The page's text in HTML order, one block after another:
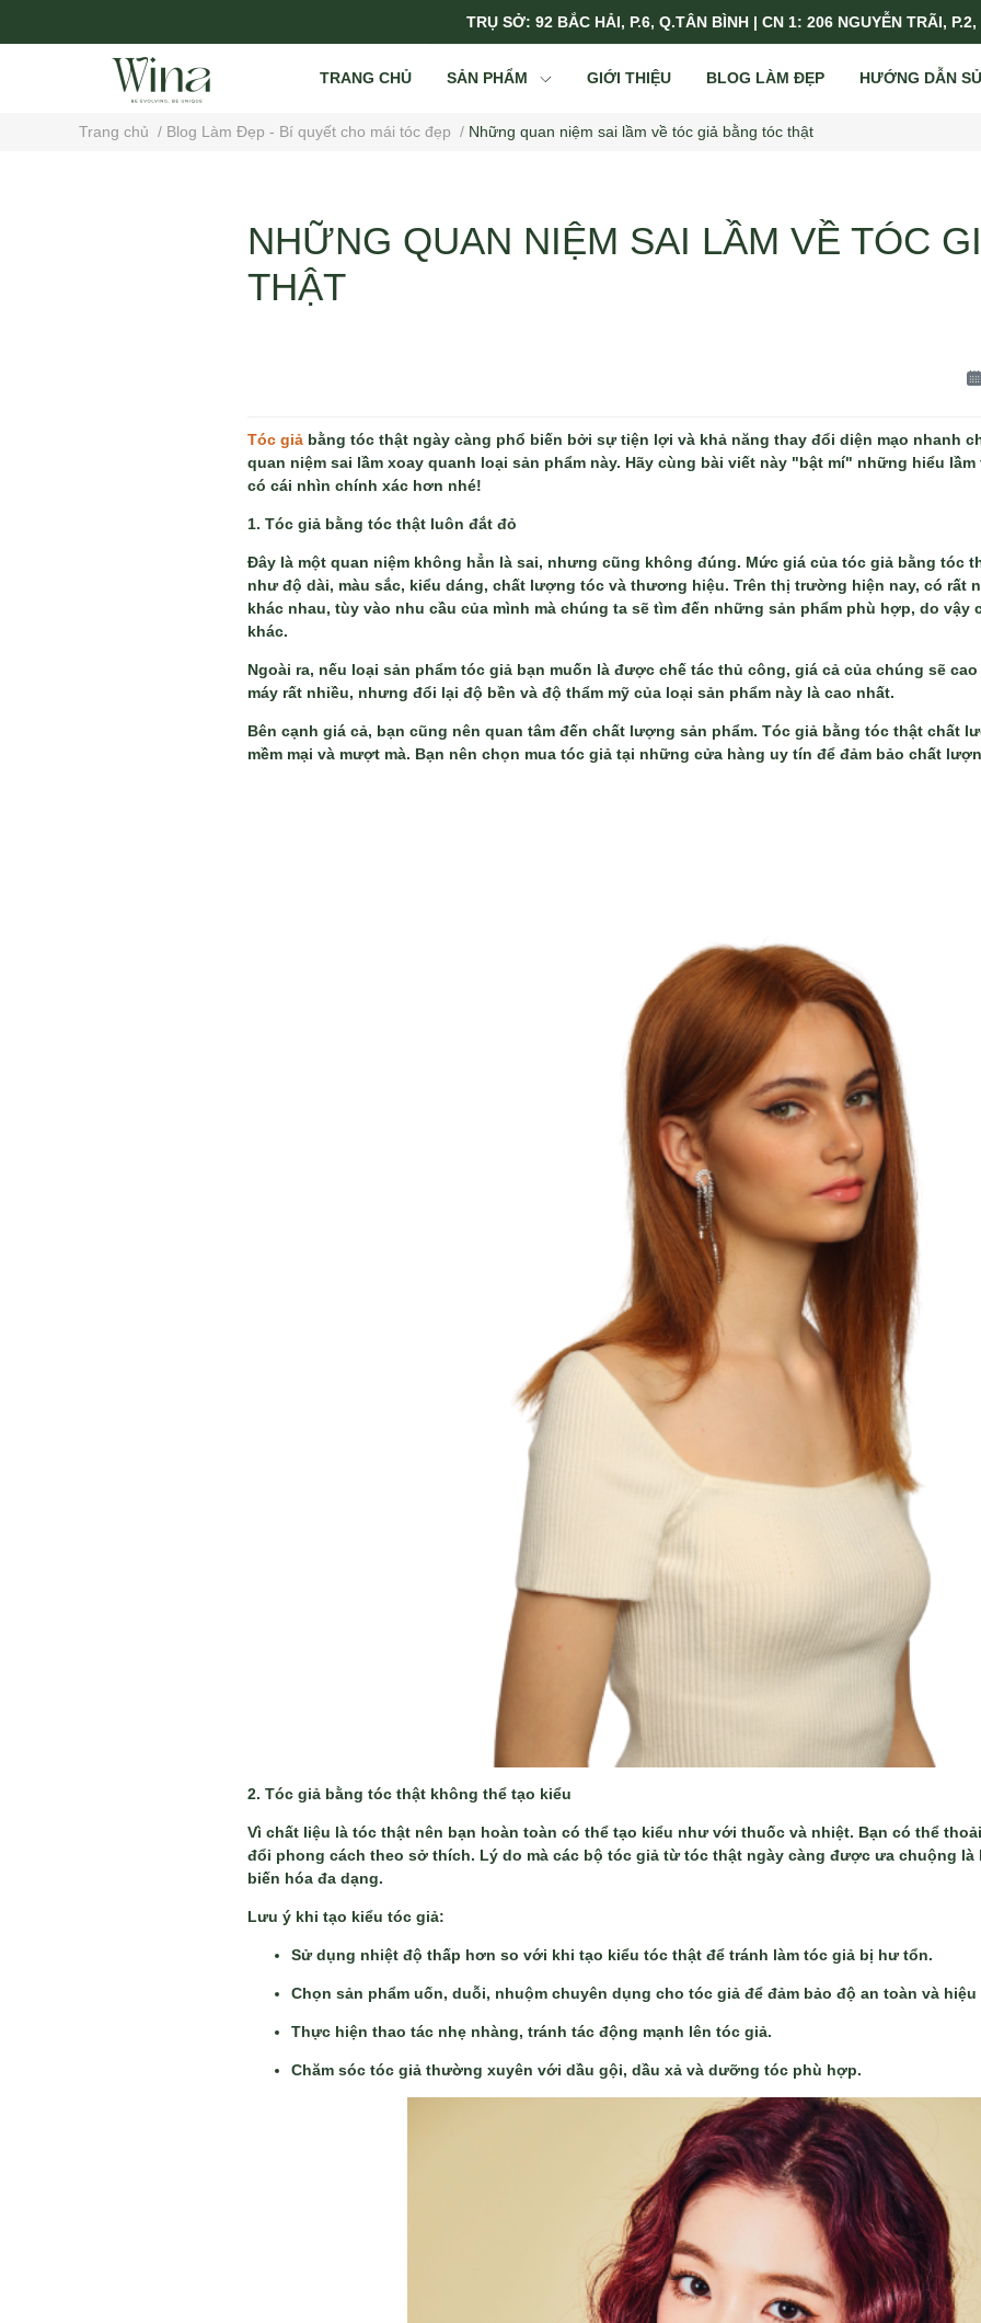
TRỤ SỞ: 92 BẮC HẢI, P.6, Q.TÂN BÌNH | CN 1: 206 NGUYỄN TRÃI, P.2,
TRANG CHỦ SẢN PHẨM GIỚI THIỆU BLOG LÀM ĐẸP HƯỚNG DẪN
Trang chủ / Blog Làm Đẹp - Bí quyết cho mái tóc đẹp / Những quan niệm sai lầm về tóc giả bằng tóc thật
NHỮNG QUAN NIỆM SAI LẦM VỀ TÓC
THẬT
Tóc giảbằng tóc thật ngày càng phổ biến bởi sự tiện lợi và khả năng thay đổi diện mạo nhanh
quan niệm sai lầm xoay quanh loại sản phẩm này. Hãy cùng bài viết này "bật mí" những hiểu
có cái nhìn chính xác hơn nhé!
1. Tóc giả bằng tóc thật luôn đắt đỏ
Đây là một quan niệm không hẳn là sai, nhưng cũng không đúng. Mức giá của tóc giả bằng tóc
như độ dài, màu sắc, kiểu dáng, chất lượng tóc và thương hiệu. Trên thị trường hiện nay, có rất
khác nhau, tùy vào nhu cầu của mình mà chúng ta sẽ tìm đến những sản phẩm phù hợp, do vậy
khác.
Ngoài ra, nếu loại sản phẩm tóc giả bạn muốn là được chế tác thủ công, giá cả của chúng sẽ
máy rất nhiều, nhưng đổi lại độ bền và độ thẩm mỹ của loại sản phẩm này là cao nhất.
Bên cạnh giá cả, bạn cũng nên quan tâm đến chất lượng sản phẩm. Tóc giả bằng tóc thật chất
mềm mại và mượt mà. Bạn nên chọn mua tóc giả tại những cửa hàng uy tín để đảm bảo chất
2. Tóc giả bằng tóc thật không thể tạo kiểu
Vì chất liệu là tóc thật nên bạn hoàn toàn có thể tạo kiểu như với thuốc và nhiệt. Bạn có thể
đổi phong cách theo sở thích. Lý do mà các bộ tóc giả từ tóc thật ngày càng được ưa chuộng
biến hóa đa dạng.
Lưu ý khi tạo kiểu tóc giả:
Sử dụng nhiệt độ thấp hơn so với khi tạo kiểu tóc thật để tránh làm tóc giả bị hư tổn.
Chọn sản phẩm uốn, duỗi, nhuộm chuyên dụng cho tóc giả để đảm bảo độ an toàn và hiệu
Thực hiện thao tác nhẹ nhàng, tránh tác động mạnh lên tóc giả.
Chăm sóc tóc giả thường xuyên với dầu gội, dầu xả và dưỡng tóc phù hợp.